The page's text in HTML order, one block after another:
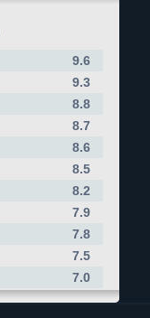
9.6
9.3
8.8
8.7
8.6
8.5
8.2
7.9
7.8
7.5
7.0